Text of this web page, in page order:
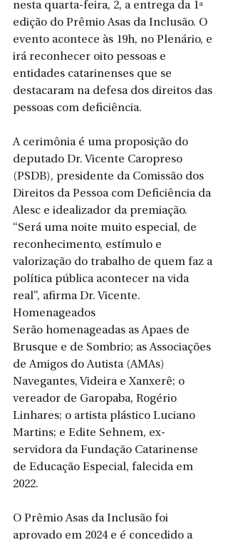
nesta quarta-feira, 2, a entrega da 1ª
edição do Prêmio Asas da Inclusão. O
evento acontece às 19h, no Plenário, e
irá reconhecer oito pessoas e
entidades catarinenses que se
destacaram na defesa dos direitos das
pessoas com deficiência.
A cerimônia é uma proposição do
deputado Dr. Vicente Caropreso
(PSDB), presidente da Comissão dos
Direitos da Pessoa com Deficiência da
Alesc e idealizador da premiação.
“Será uma noite muito especial, de
reconhecimento, estímulo e
valorização do trabalho de quem faz a
política pública acontecer na vida
real”, afirma Dr. Vicente.
Homenageados
Serão homenageadas as Apaes de
Brusque e de Sombrio; as Associações
de Amigos do Autista (AMAs)
Navegantes, Videira e Xanxerê; o
vereador de Garopaba, Rogério
Linhares; o artista plástico Luciano
Martins; e Edite Sehnem, ex-
servidora da Fundação Catarinense
de Educação Especial, falecida em
2022.
O Prêmio Asas da Inclusão foi
aprovado em 2024 e é concedido a